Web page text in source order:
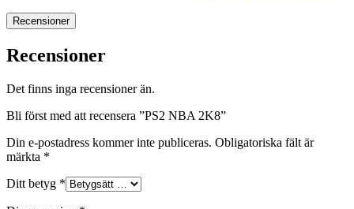
Recensioner
Recensioner
Det finns inga recensioner än.
Bli först med att recensera ”PS2 NBA 2K8”
Din e-postadress kommer inte publiceras. Obligatoriska fält är
märkta *
Ditt betyg *